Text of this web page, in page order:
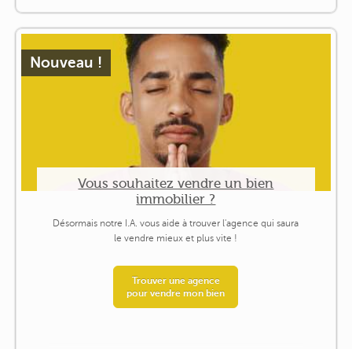
Nouveau !
Vous souhaitez vendre un bien
immobilier ?
Désormais notre I.A. vous aide à trouver l'agence qui saura
le vendre mieux et plus vite !
Trouver une agence
pour vendre mon bien